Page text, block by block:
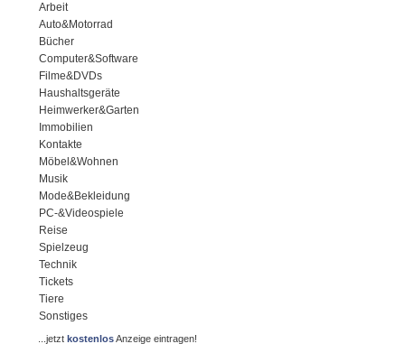
Arbeit
Auto&Motorrad
Bücher
Computer&Software
Filme&DVDs
Haushaltsgeräte
Heimwerker&Garten
Immobilien
Kontakte
Möbel&Wohnen
Musik
Mode&Bekleidung
PC-&Videospiele
Reise
Spielzeug
Technik
Tickets
Tiere
Sonstiges
...jetztkostenlosAnzeige eintragen!